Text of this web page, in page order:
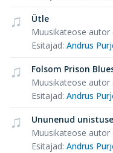
Ütle
Muusikateose autor
Esitajad: Andrus
Folsom Prison
Muusikateose autor
Esitajad: Andrus
Ununenud
Muusikateose autor
Esitajad: Andrus